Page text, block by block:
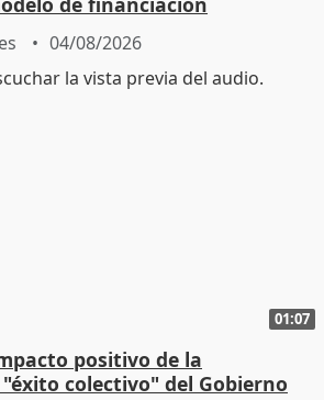
04/08/2026
01:07
positivo de la
colectivo" del Gobierno